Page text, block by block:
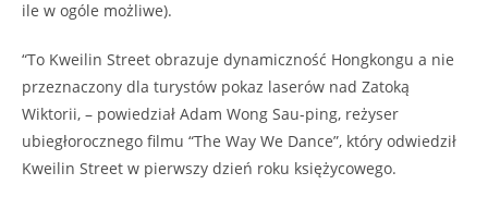
ile w ogóle możliwe).
“To Kweilin Street obrazuje dynamiczność Hongkongu a nie
przeznaczony dla turystów pokaz laserów nad Zatoką
Wiktorii, – powiedział Adam Wong Sau-ping, reżyser
ubiegłorocznego filmu “The Way We Dance”, który odwiedził
Kweilin Street w pierwszy dzień roku księżycowego.